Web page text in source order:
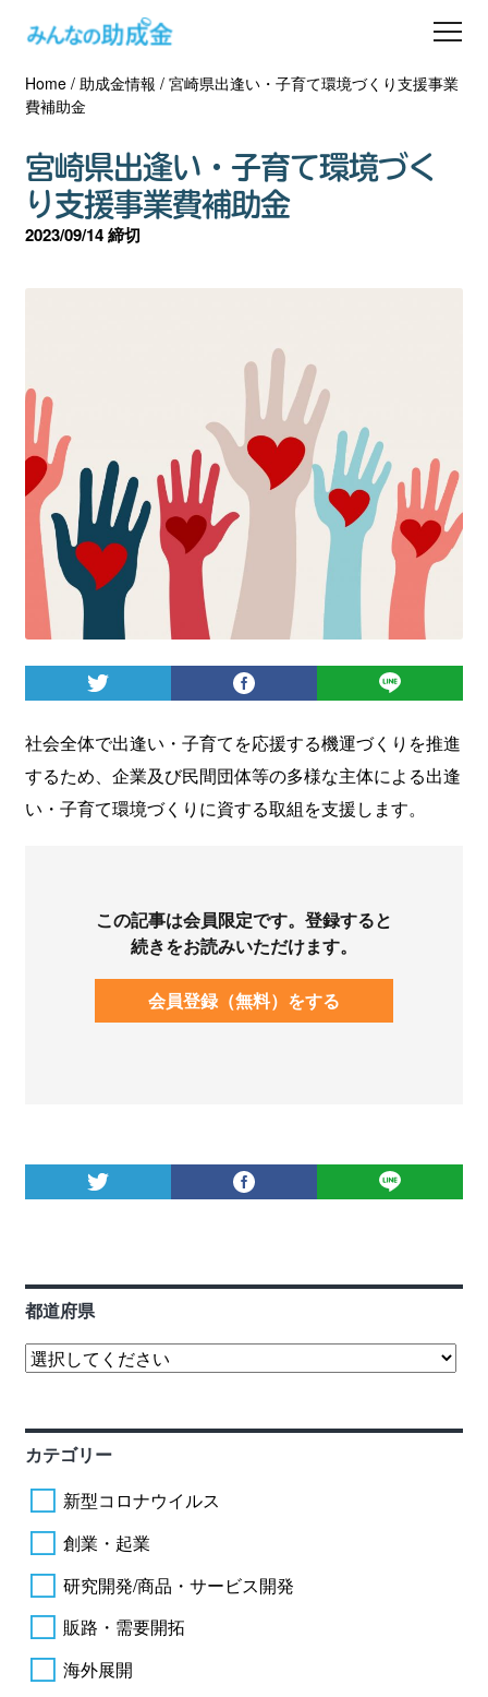
助成金を探す
士業の方へ
助成金コラム
専門家一覧
会員登録
ログイン
Home/ 助成金情報 / 宮崎県出逢い・子育て環境づくり支援事業
費補助金
宮崎県出逢い・子育て環境づく
り支援事業費補助金
2023/09/14 締切
社会全体で出逢い・子育てを応援する機運づくりを推進
するため、企業及び民間団体等の多様な主体による出逢
い・子育て環境づくりに資する取組を支援します。
この記事は会員限定です。登録すると
続きをお読みいただけます。
会員登録（無料）をする
都道府県
カテゴリー
新型コロナウイルス
創業・起業
研究開発/商品・サービス開発
販路・需要開拓
海外展開